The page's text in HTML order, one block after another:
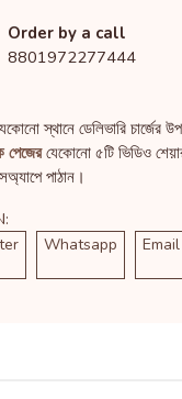
Order by a call
8801972277444
স্থানে ডেলিভারি চার্জের
পেজেরযেকোনো ৫টি ভিডিও
পাঠান।
Whatsapp Email